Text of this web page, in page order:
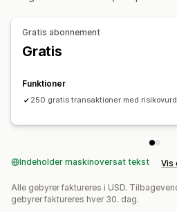
Underretninger og analyse
Underretninger om høj risiko
Analyse af besøgende
Gratis abonnement
Gratis
Funktioner
250 gratis transaktioner med
Indeholder maskinoversat tekst Vis
Alle gebyrer faktureres i USD.
gebyrer faktureres hver 30. dag.